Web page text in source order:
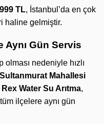
TL, İstanbul’da en çok
haline gelmiştir.
Aynı Gün Servis
olması nedeniyle hızlı
Sultanmurat Mahallesi
Rex Water Su Arıtma,
ilçelere aynı gün